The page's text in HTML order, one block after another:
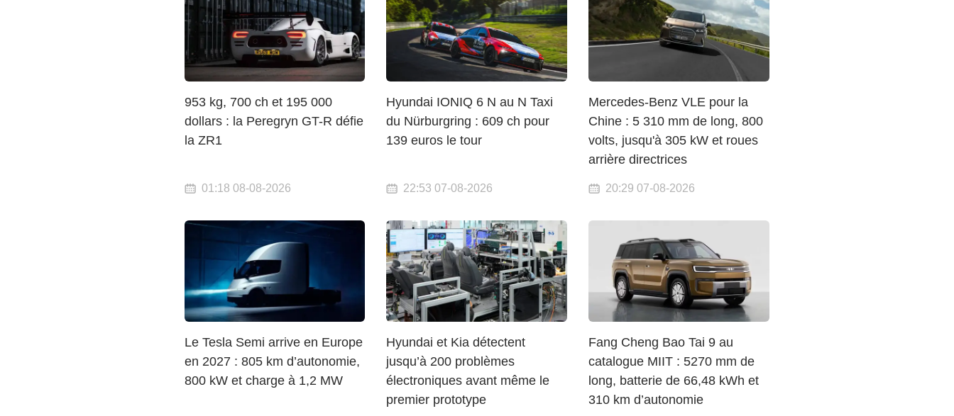
953 kg, 700 ch et 195 000
dollars : la Peregryn GT-R défie
la ZR1
01:18 08-08-2026
Hyundai IONIQ 6 N au N Taxi
du Nürburgring : 609 ch pour
139 euros le tour
22:53 07-08-2026
Mercedes-Benz VLE pour la
Chine : 5 310 mm de long, 800
volts, jusqu'à 305 kW et roues
arrière directrices
20:29 07-08-2026
Le Tesla Semi arrive en Europe
en 2027 : 805 km d’autonomie,
800 kW et charge à 1,2 MW
Hyundai et Kia détectent
jusqu’à 200 problèmes
électroniques avant même le
premier prototype
Fang Cheng Bao Tai 9 au
catalogue MIIT : 5270 mm de
long, batterie de 66,48 kWh et
310 km d’autonomie